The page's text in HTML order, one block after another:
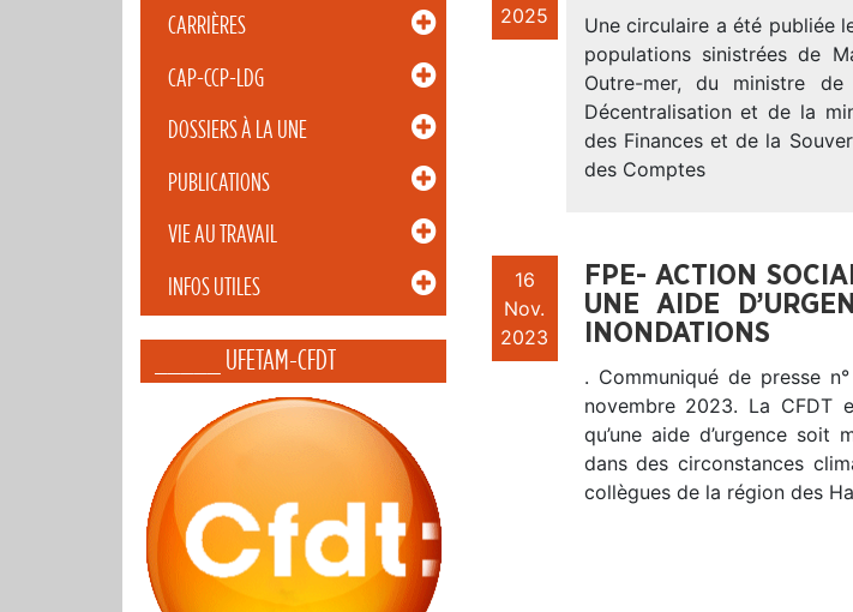
CARRIÈRES
CAP-CCP-LDG
DOSSIERS À LA UNE
PUBLICATIONS
VIE AU TRAVAIL
INFOS UTILES
_____ UFETAM-CFDT
2025
Une circulaire a été publiée
populations sinistrées de
Outre-mer, du ministre
Décentralisation et de la
des Finances et de la
des Comptes
16
Nov.
2023
FPE- ACTION
UNE AIDE
INONDATIONS
. Communiqué de presse
novembre 2023. La CFDT
qu’une aide d’urgence
dans des circonstances
collègues de la région des